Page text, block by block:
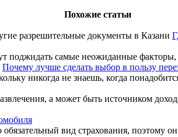
Похожие статьи
поджидать самые неожиданные
Почему лучше сделать выбор в пользу
никогда не знаешь, когда
а может быть источником
вид страхования, поэтому